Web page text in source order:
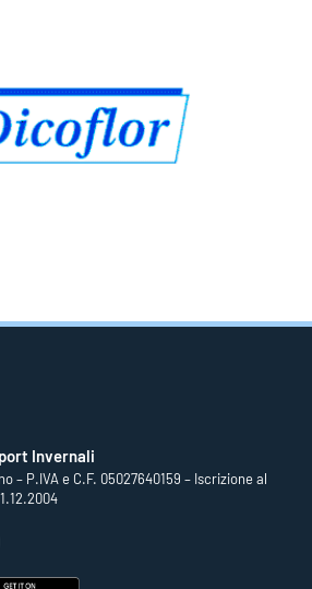
Invernali
– P.IVA e C.F. 05027640159 – Iscrizione al